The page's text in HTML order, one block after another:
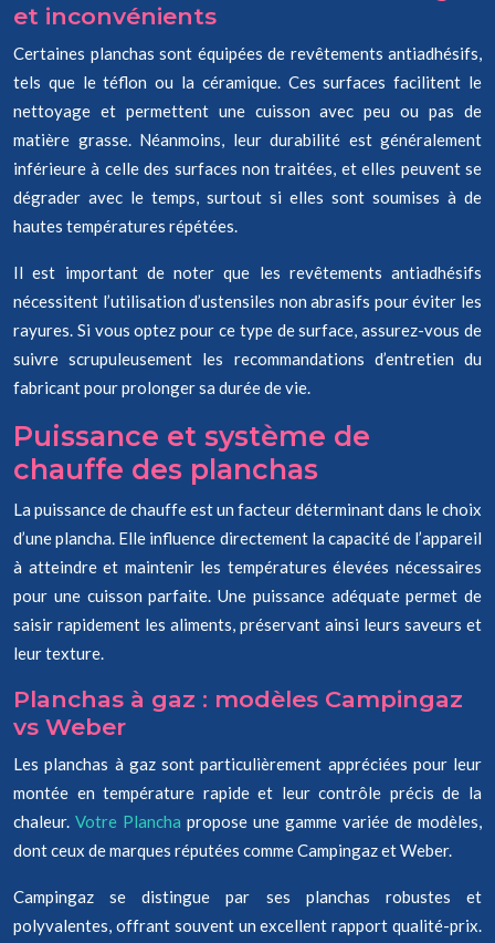
et inconvénients
Certaines planchas sont équipées de revêtements antiadhésifs,
tels que le téflon ou la céramique. Ces surfaces facilitent le
nettoyage et permettent une cuisson avec peu ou pas de
matière grasse. Néanmoins, leur durabilité est généralement
inférieure à celle des surfaces non traitées, et elles peuvent se
dégrader avec le temps, surtout si elles sont soumises à de
hautes températures répétées.
Il est important de noter que les revêtements antiadhésifs
nécessitent l’utilisation d’ustensiles non abrasifs pour éviter les
rayures. Si vous optez pour ce type de surface, assurez-vous de
suivre scrupuleusement les recommandations d’entretien du
fabricant pour prolonger sa durée de vie.
Puissance et système de
chauffe des planchas
La puissance de chauffe est un facteur déterminant dans le choix
d’une plancha. Elle influence directement la capacité de l’appareil
à atteindre et maintenir les températures élevées nécessaires
pour une cuisson parfaite. Une puissance adéquate permet de
saisir rapidement les aliments, préservant ainsi leurs saveurs et
leur texture.
Planchas à gaz : modèles Campingaz
vs Weber
Les planchas à gaz sont particulièrement appréciées pour leur
montée en température rapide et leur contrôle précis de la
chaleur. Votre Plancha propose une gamme variée de modèles,
dont ceux de marques réputées comme Campingaz et Weber.
Campingaz se distingue par ses planchas robustes et
polyvalentes, offrant souvent un excellent rapport qualité-prix.